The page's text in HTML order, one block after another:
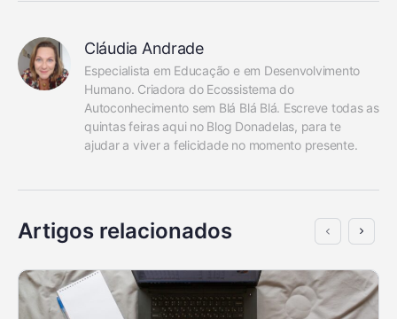
Cláudia Andrade
Especialista em Educação e em Desenvolvimento
Humano. Criadora do Ecossistema do
Autoconhecimento sem Blá Blá Blá. Escreve todas as
quintas feiras aqui no Blog Donadelas, para te
ajudar a viver a felicidade no momento presente.
Artigos relacionados